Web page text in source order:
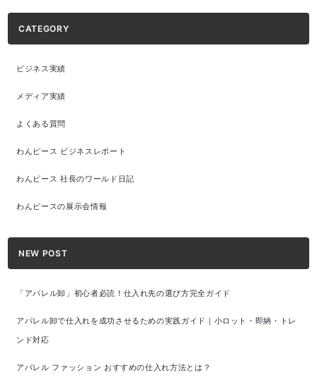
CATEGORY
ビジネス実績
メディア実績
よくある質問
わんピース ビジネスレポート
わんピース 社長のワールド日記
わんピースの展示会情報
NEW POST
「アパレル卸」初心者必読！仕入れ先の選び方完全ガイド
アパレル卸で仕入れを成功させるための実践ガイド｜小ロット・即納・トレ
ンド対応
アパレル ファッション おすすめの仕入れ方法とは？